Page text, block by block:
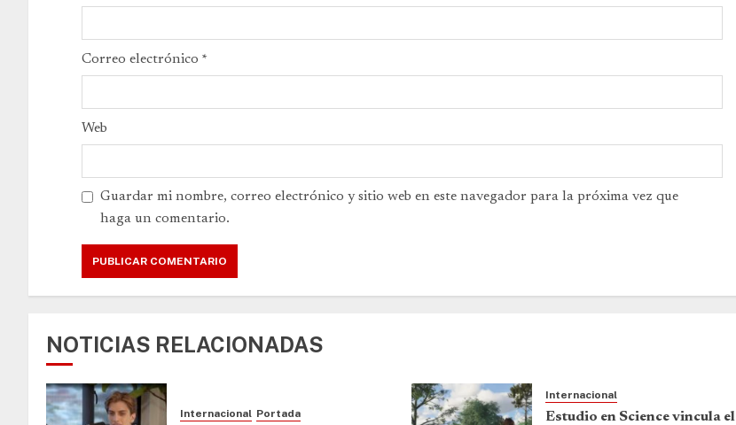
Correo electrónico *
Web
Guardar mi nombre, correo electrónico y sitio web en este navegador para la próxima vez que
haga un comentario.
NOTICIAS RELACIONADAS
Internacional Portada
Internacional
Estudio en Science vincula el